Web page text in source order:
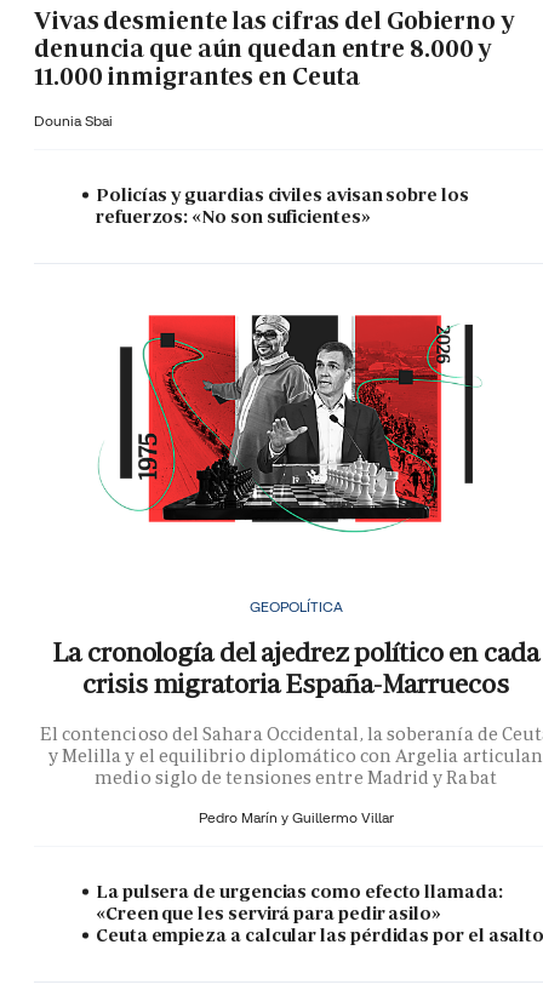
Vivas desmiente las cifras del Gobierno y
denuncia que aún quedan entre 8.000 y
11.000 inmigrantes en Ceuta
Dounia Sbai
Policías y guardias civiles avisan sobre los
refuerzos: «No son suficientes»
GEOPOLÍTICA
La cronología del ajedrez político en cada
crisis migratoria España-Marruecos
El contencioso del Sahara Occidental, la soberanía de
y Melilla y el equilibrio diplomático con Argelia articulan
medio siglo de tensiones entre Madrid y Rabat
Pedro Marín y Guillermo Villar
La pulsera de urgencias como efecto llamada:
«Creen que les servirá para pedir asilo»
Ceuta empieza a calcular las pérdidas por el